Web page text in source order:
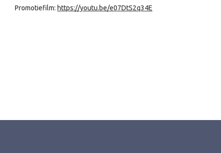
Promotiefilm: https://youtu.be/e07DtS2q34E